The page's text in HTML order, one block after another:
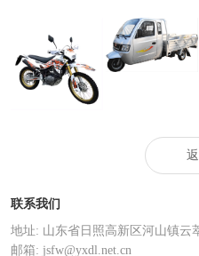
XF200GY-B
XF200ZH-6
联系我们
地址: 山东省日照高新区河山镇云
邮箱: jsfw@yxdl.net.cn